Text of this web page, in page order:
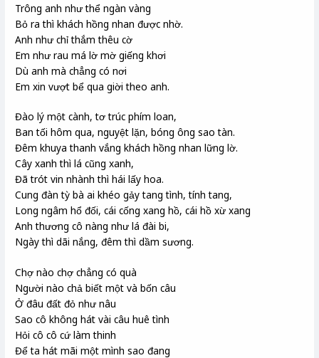
Trông anh như thể ngàn vàng
Bỏ ra thì khách hồng nhan được nhờ.
Anh như chỉ thắm thêu cờ
Em như rau má lờ mờ giếng khơi
Dù anh mà chẳng có nơi
Em xin vượt bể qua giời theo anh.
Đào lý một cành, tơ trúc phím loan,
Ban tối hôm qua, nguyệt lặn, bóng ông sao tàn.
Đêm khuya thanh vắng khách hồng nhan lững lờ.
Cây xanh thì lá cũng xanh,
Đã trót vin nhành thì hái lấy hoa.
Cung đàn tỳ bà ai khéo gảy tang tình, tính tang,
Long ngâm hổ đối, cái cống xang hồ, cái hồ xừ xang
Anh thương cô nàng như lá đài bi,
Ngày thì dãi nắng, đêm thì dầm sương.
Chợ nào chợ chẳng có quà
Người nào chả biết một và bốn câu
Ở đâu đất đỏ như nâu
Sao cô không hát vài câu huê tình
Hỏi cô cô cứ làm thinh
Để ta hát mãi một mình sao đang